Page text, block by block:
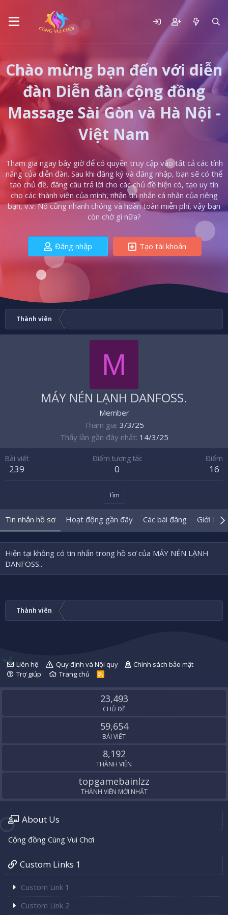
Chào mừng bạn đến với diễn
đàn Diễn đàn cộng đồng
Massage Sài Gòn và Hà Nội -
Việt Nam
Tham gia ngay bây giờ để có quyền truy cập vào tất cả các tính
năng của diễn đàn. Sau khi đăng ký và đăng nhập, bạn sẽ có thể
tạo chủ đề, đăng câu trả lời cho các chủ đề hiện có, tạo uy tín
cho các thành viên của mình, nhận tin nhắn cá nhân của riêng
bạn, v.v. Nó cũng nhanh chóng và hoàn toàn miễn phí, vậy bạn
còn chờ gì nữa?
Đăng nhập Tạo tài khoản
Thành viên
M
MÁY NÉN LẠNH DANFOSS.
Member
Tham gia 3/3/25
Thấy lần gần đây nhất 14/3/25
Bài viết
239
Điểm tương tác
0
Điểm
16
Tìm
Tin nhắn hồ sơ Hoạt động gần đây Các bài đăng Giới
Hiện tại không có tin nhắn trong hồ sơ của MÁY NÉN LẠNH
DANFOSS..
Thành viên
Liên hệ Quy định và Nội quy
Chính sách bảo mật
Trợ giúp
Trang chủ
R
S
23,493
CHỦ ĐỀ
59,654
BÀI VIẾT
8,192
THÀNH VIÊN
topgamebainlzz
THÀNH VIÊN MỚI NHẤT
About Us
Cộng đồng Cùng Vui Chơi
Custom Links 1
Custom Link 1
Custom Link 2